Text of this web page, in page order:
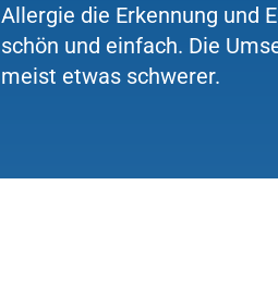
Allergie die Erkennung und
schön und einfach. Die
meist etwas schwerer.